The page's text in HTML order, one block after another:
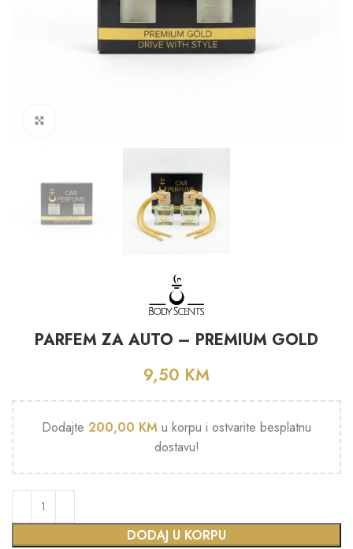
PARFEM ZA AUTO – PREMIUM GOLD
9,50 KM
Dodajte 200,00 KM u korpu i ostvarite besplatnu
dostavu!
DODAJ U KORPU